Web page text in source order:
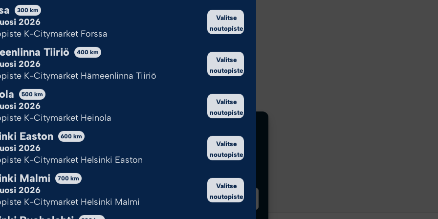
evästeitä, jotta sivu toimii ja pystymme sitä kehittämään.
ok?
kaikki Hylkää kaikki Katso valinnat
300 km
2026
K-Citymarket Forssa
Valitse
noutopiste
Tiiriö 400 km
2026
K-Citymarket Hämeenlinna Tiiriö
Valitse
noutopiste
500 km
2026
K-Citymarket Heinola
Valitse
noutopiste
Easton 600 km
2026
K-Citymarket Helsinki Easton
Valitse
noutopiste
Malmi 700 km
2026
K-Citymarket Helsinki Malmi
Valitse
noutopiste